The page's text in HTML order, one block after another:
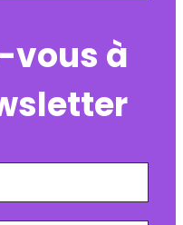
vous à